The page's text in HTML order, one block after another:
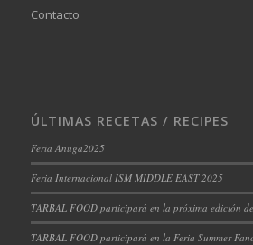
Contacto
ÚLTIMAS RECETAS / RECIPES
Feria Anuga2025
Feria Internacional ISM MIDDLE EAST 2025
TARBAL FOOD participará en la próxima edición
TARBAL FOOD participará en la Feria Summer